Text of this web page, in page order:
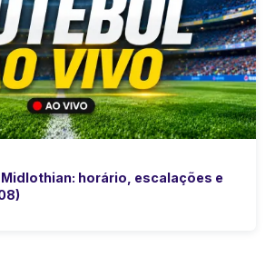
Midlothian: horário, escalações e